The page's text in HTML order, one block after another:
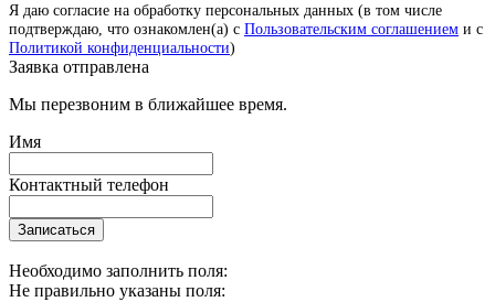
Я даю согласие на обработку персональных данных (в том числе
подтверждаю, что ознакомлен(а) с Пользовательским соглашением и с
Политикой конфиденциальности)
Заявка отправлена
Мы перезвоним в ближайшее время.
Имя
Контактный телефон
Записаться
Необходимо заполнить поля:
Не правильно указаны поля: